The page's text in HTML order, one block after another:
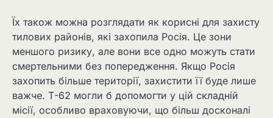
Їх також можна розглядати як корисні для захисту
тилових районів, які захопила Росія. Це зони
меншого ризику, але вони все одно можуть стати
смертельними без попередження. Якщо Росія
захопить більше території, захистити її буде лише
важче. Т-62 могли б допомогти у цій складній
місії, особливо враховуючи, що більш досконалі